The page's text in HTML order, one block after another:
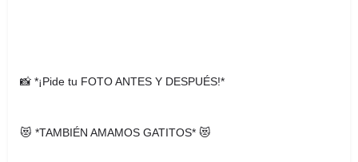
📸 *¡Pide tu FOTO ANTES Y DESPUÉS!*
😻 *TAMBIÉN AMAMOS GATITOS* 😻